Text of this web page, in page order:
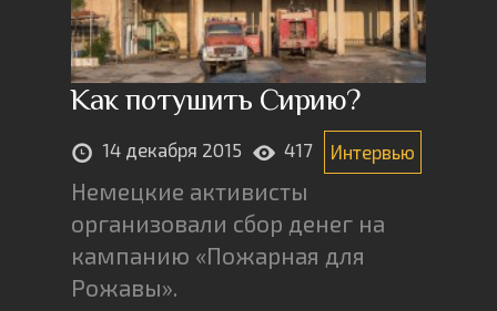
Как потушить Сирию?
14 декабря 2015 417 Интервью
Немецкие активисты
организовали сбор денег на
кампанию «Пожарная для
Рожавы».